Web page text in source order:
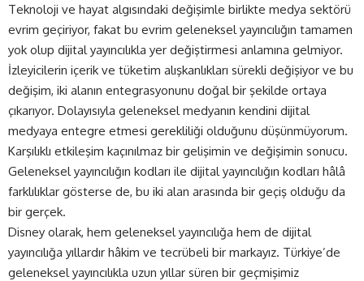
Teknoloji ve hayat algısındaki değişimle birlikte medya sektörü
evrim geçiriyor, fakat bu evrim geleneksel yayıncılığın tamamen
yok olup dijital yayıncılıkla yer değiştirmesi anlamına gelmiyor.
İzleyicilerin içerik ve tüketim alışkanlıkları sürekli değişiyor ve bu
değişim, iki alanın entegrasyonunu doğal bir şekilde ortaya
çıkarıyor. Dolayısıyla geleneksel medyanın kendini dijital
medyaya entegre etmesi gerekliliği olduğunu düşünmüyorum.
Karşılıklı etkileşim kaçınılmaz bir gelişimin ve değişimin sonucu.
Geleneksel yayıncılığın kodları ile dijital yayıncılığın kodları hâlâ
farklılıklar gösterse de, bu iki alan arasında bir geçiş olduğu da
bir gerçek.
Disney olarak, hem geleneksel yayıncılığa hem de dijital
yayıncılığa yıllardır hâkim ve tecrübeli bir markayız. Türkiye’de
geleneksel yayıncılıkla uzun yıllar süren bir geçmişimiz